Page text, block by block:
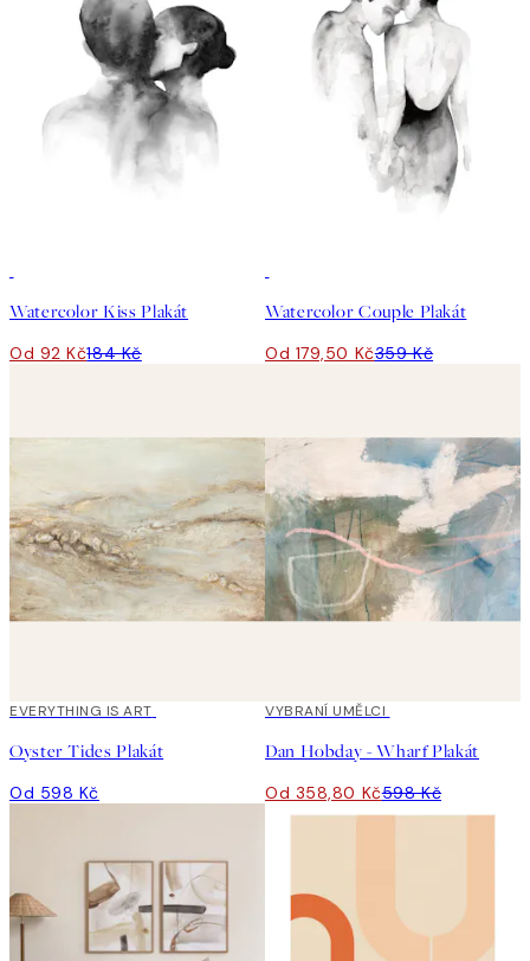
Watercolor Kiss Plakát
Od 92 Kč184 Kč
Watercolor Couple Plakát
Od 179,50 Kč359 Kč
EVERYTHING IS ART
Oyster Tides Plakát
Od 598 Kč
40%*
VYBRANÍ UMĚLCI
Dan Hobday - Wharf Plakát
Od 358,80 Kč598 Kč